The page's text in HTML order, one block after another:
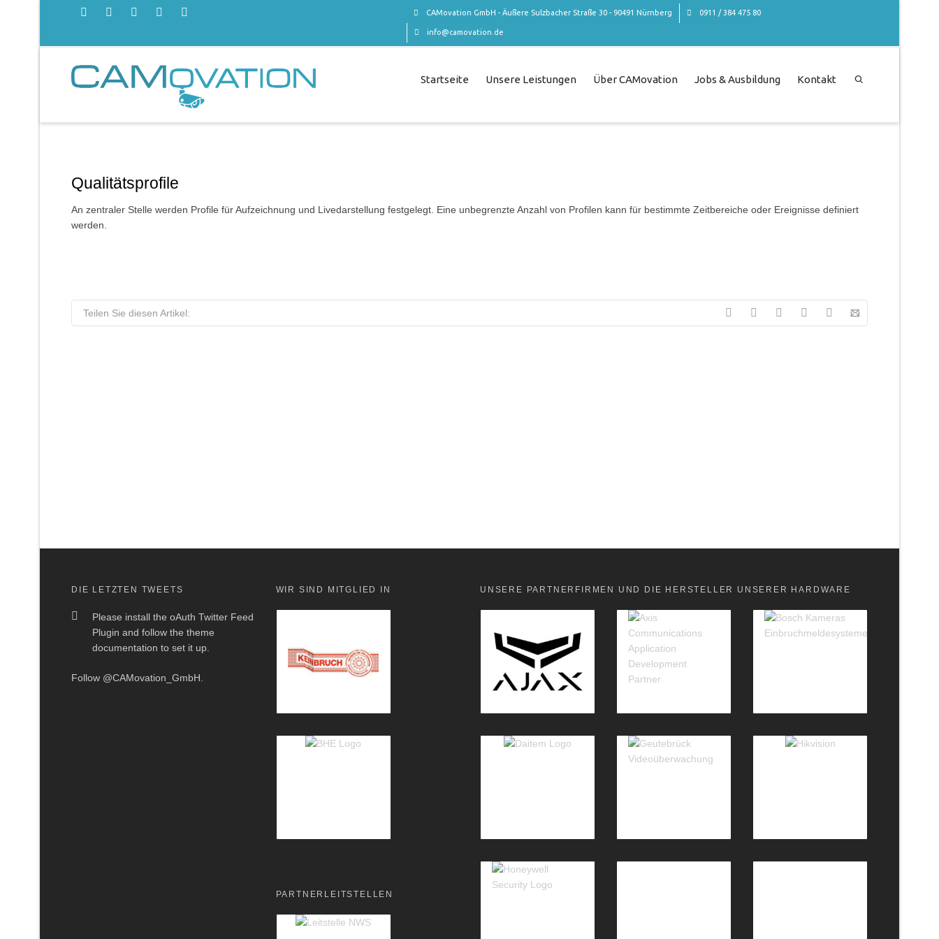
CAMovation GmbH - Äußere Sulzbacher Straße 30 - 90491 Nürnberg 0911 / 384 475 80
info@camovation.de
Startseite Unsere Leistungen Über CAMovation Jobs & Ausbildung Kontakt
Qualitätsprofile
An zentraler Stelle werden Profile für Aufzeichnung und Livedarstellung festgelegt. Eine unbegrenzte Anzahl von Profilen kann für bestimmte Zeitbereiche oder Ereignisse definiert
werden.
Teilen Sie diesen Artikel:
DIE LETZTEN TWEETS
Please install the oAuth Twitter Feed
Plugin and follow the theme
documentation to set it up.
Follow @CAMovation_GmbH
WIR SIND MITGLIED IN
PARTNERLEITSTELLEN
UNSERE PARTNERFIRMEN UND DIE HERSTELLER UNSERER HARDWARE